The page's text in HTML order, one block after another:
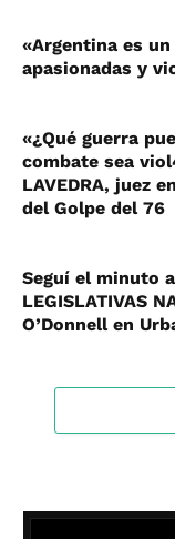
«Argentina es
apasionadas y
«¿Qué guerra
combate sea
LAVEDRA, juez
del Golpe del 76
Seguí el minuto
LEGISLATIVAS
O’Donnell en